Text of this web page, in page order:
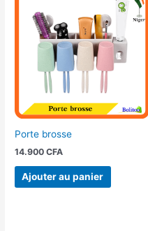
Porte brosse
14.900CFA
Ajouter au panier